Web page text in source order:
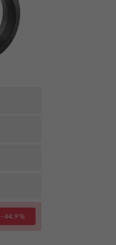
- 44.9 %